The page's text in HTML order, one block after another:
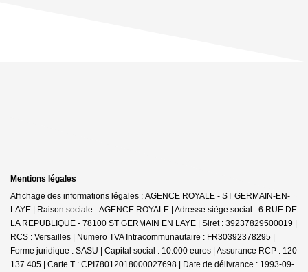
Mentions légales
Affichage des informations légales : AGENCE ROYALE - ST GERMAIN-EN-
LAYE | Raison sociale : AGENCE ROYALE | Adresse siège social : 6 RUE DE
LA REPUBLIQUE - 78100 ST GERMAIN EN LAYE | Siret : 39237829500019 |
RCS : Versailles | Numero TVA Intracommunautaire : FR30392378295 |
Forme juridique : SASU | Capital social : 10.000 euros | Assurance RCP : 120
137 405 | Carte T : CPI78012018000027698 | Date de délivrance : 1993-09-